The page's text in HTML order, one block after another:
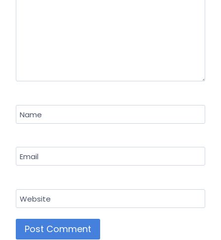
Name
Email
Website